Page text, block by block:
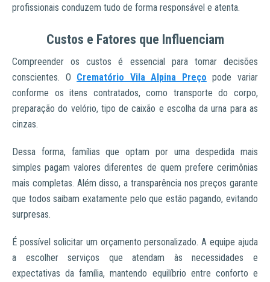
profissionais conduzem tudo de forma responsável e atenta.
Custos e Fatores que Influenciam
Compreender os custos é essencial para tomar decisões
conscientes. O Crematório Vila Alpina Preço pode variar
conforme os itens contratados, como transporte do corpo,
preparação do velório, tipo de caixão e escolha da urna para as
cinzas.
Dessa forma, famílias que optam por uma despedida mais
simples pagam valores diferentes de quem prefere cerimônias
mais completas. Além disso, a transparência nos preços garante
que todos saibam exatamente pelo que estão pagando, evitando
surpresas.
É possível solicitar um orçamento personalizado. A equipe ajuda
a escolher serviços que atendam às necessidades e
expectativas da família, mantendo equilíbrio entre conforto e